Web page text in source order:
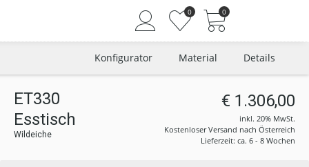
0 0
Konfigurator Material Details
ET330
Esstisch
Wildeiche
€ 1.306,00
inkl. 20% MwSt.
Kostenloser Versand nach Österreich
Lieferzeit: ca. 6 - 8 Wochen